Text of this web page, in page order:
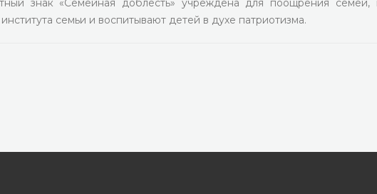
знак «Семейная доблесть» учреждена для поощрения семей,
семьи и воспитывают детей в духе патриотизма.